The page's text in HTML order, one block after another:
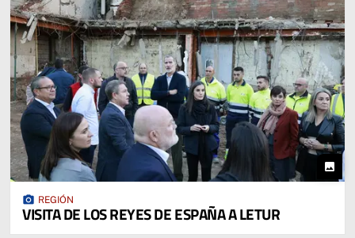
photo
photo_camera REGIÓN
VISITA DE LOS REYES DE ESPAÑA A LETUR